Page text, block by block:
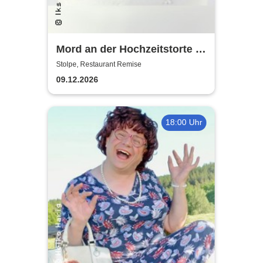
Mord an der Hochzeitstorte -
Krimidinner
Stolpe, Restaurant Remise
09.12.2026
18:00 Uhr